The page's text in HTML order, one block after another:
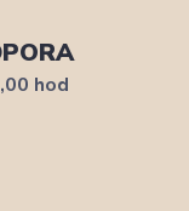
hod